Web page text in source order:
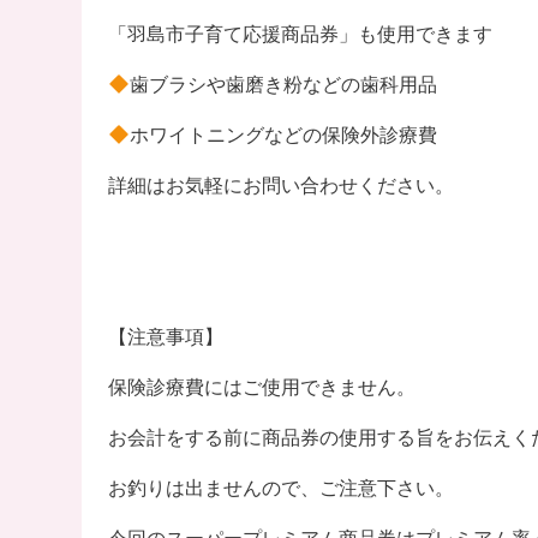
「羽島市子育て応援商品券」も使用できます
歯ブラシや歯磨き粉などの歯科用品
ホワイトニングなどの保険外診療費
詳細はお気軽にお問い合わせください。
【注意事項】
保険診療費にはご使用できません。
お会計をする前に商品券の使用する旨をお伝えく
お釣りは出ませんので、ご注意下さい。